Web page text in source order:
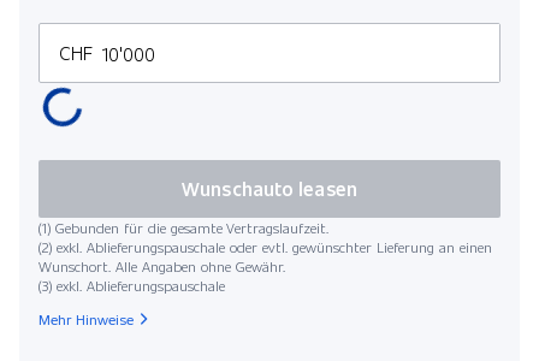
CHF
(1) Gebunden für die gesamte Vertragslaufzeit.
(2) exkl. Ablieferungspauschale oder evtl. gewünschter Lieferung an einen
Wunschort. Alle Angaben ohne Gewähr.
(3) exkl. Ablieferungspauschale
Wunschauto leasen
Mehr Hinweise